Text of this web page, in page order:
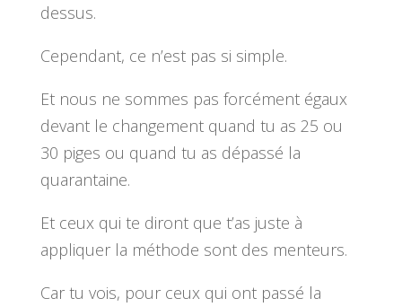
dessus.
Cependant, ce n’est pas si simple.
Et nous ne sommes pas forcément égaux
devant le changement quand tu as 25 ou
30 piges ou quand tu as dépassé la
quarantaine.
Et ceux qui te diront que t’as juste à
appliquer la méthode sont des menteurs.
Car tu vois, pour ceux qui ont passé la